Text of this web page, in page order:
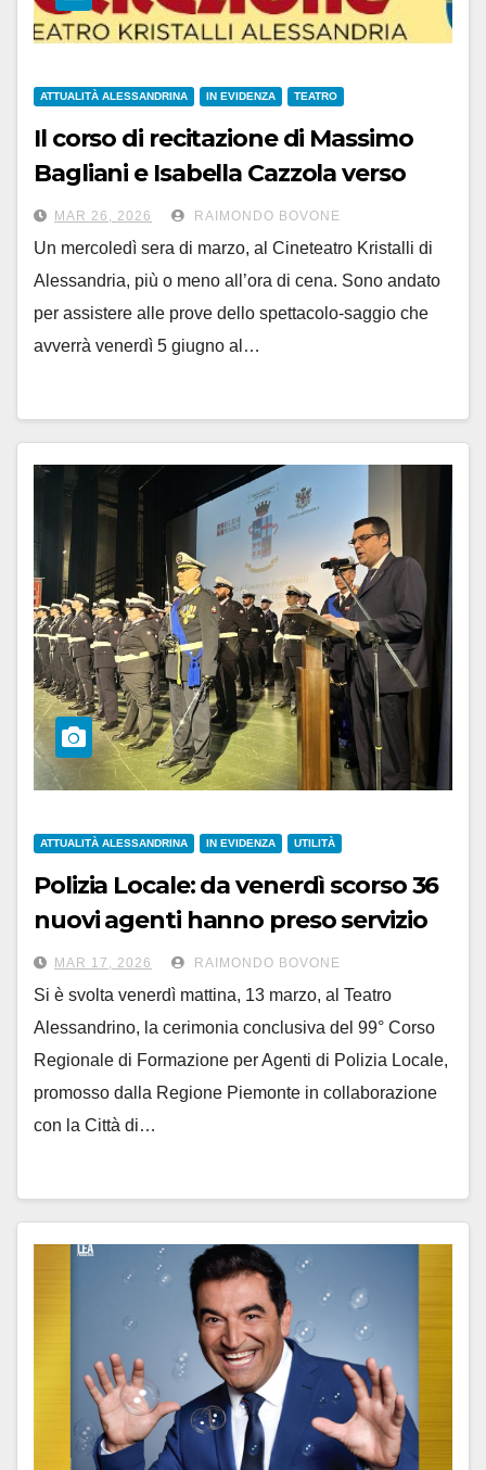
ATTUALITÀ ALESSANDRINA IN EVIDENZA TEATRO
Il corso di recitazione di Massimo
Bagliani e Isabella Cazzola verso
nuovi orizzonti
MAR 26, 2026 RAIMONDO BOVONE
Un mercoledì sera di marzo, al Cineteatro Kristalli di
Alessandria, più o meno all’ora di cena. Sono andato
per assistere alle prove dello spettacolo-saggio che
avverrà venerdì 5 giugno al…
ATTUALITÀ ALESSANDRINA IN EVIDENZA UTILITÀ
Polizia Locale: da venerdì scorso 36
nuovi agenti hanno preso servizio
in Piemonte
MAR 17, 2026 RAIMONDO BOVONE
Si è svolta venerdì mattina, 13 marzo, al Teatro
Alessandrino, la cerimonia conclusiva del 99° Corso
Regionale di Formazione per Agenti di Polizia Locale,
promosso dalla Regione Piemonte in collaborazione
con la Città di…